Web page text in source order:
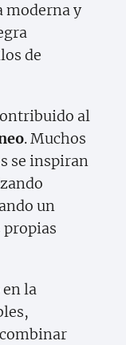
moderna y
de
al
. Muchos
se inspiran
un
propias
la